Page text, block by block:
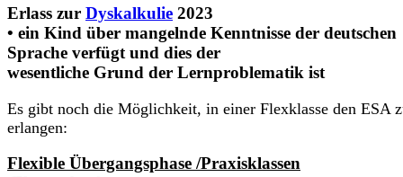
Erlass zur Dyskalkulie 2023
• ein Kind über mangelnde Kenntnisse der deutschen
Sprache verfügt und dies der
wesentliche Grund der Lernproblematik ist
Es gibt noch die Möglichkeit, in einer Flexklasse den ESA
erlangen:
Flexible Übergangsphase /Praxisklassen